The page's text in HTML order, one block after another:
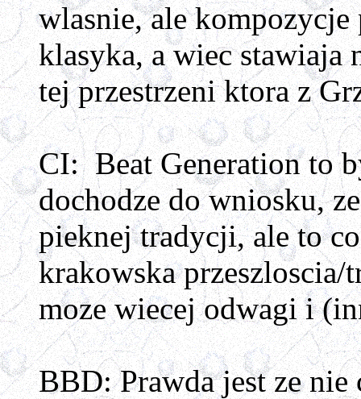
wlasnie, ale kompozycje
klasyka, a wiec stawiaja
tej przestrzeni ktora z
CI: Beat Generation to
dochodze do wniosku, ze
pieknej tradycji, ale to
krakowska
moze wiecej odwagi i
BBD: Prawda jest ze